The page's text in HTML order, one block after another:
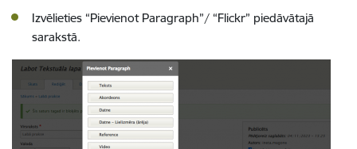
Izvēlieties “Pievienot Paragraph”/ “Flickr” piedāvātajā
sarakstā.